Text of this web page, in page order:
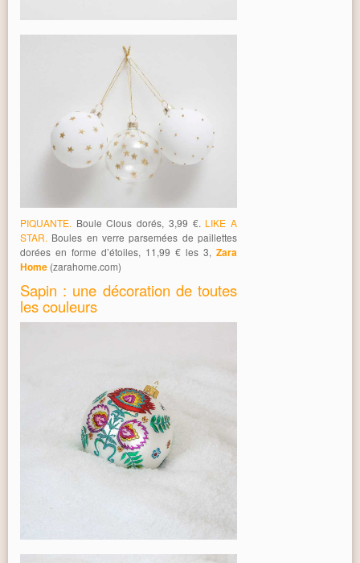
PIQUANTE. Boule Clous dorés, 3,99 €. LIKE A
STAR. Boules en verre parsemées de paillettes
dorées en forme d’étoiles, 11,99 € les 3, Zara
Home (zarahome.com)
Sapin : une décoration de toutes
les couleurs